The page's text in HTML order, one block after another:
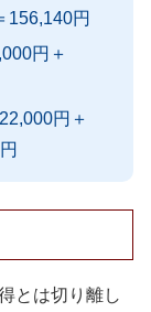
156,140円
円＋
円＋
とは切り離し